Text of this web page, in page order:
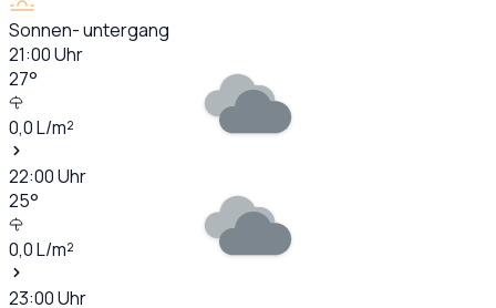
Sonnen- untergang
21:00Uhr
27°
0,0L/m²
22:00Uhr
25°
0,0L/m²
23:00Uhr